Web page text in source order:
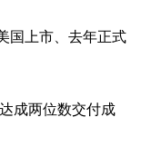
国上市、去年正式
成两位数交付成